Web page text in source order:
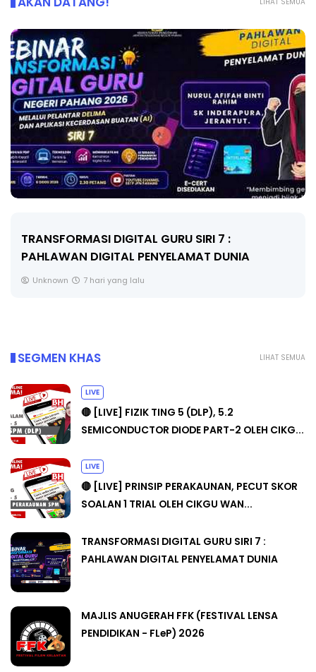
LIHAT SEMUA
TRANSFORMASI DIGITAL GURU SIRI 7 :
PAHLAWAN DIGITAL PENYELAMAT DUNIA
Unknown 7 hari yang lalu
LIHAT SEMUA
SEGMEN KHAS
LIVE
🔴 [LIVE] FIZIK TING 5 (DLP), 5.2
SEMICONDUCTOR DIODE PART-2 OLEH CIKG...
LIVE
🔴 [LIVE] PRINSIP PERAKAUNAN, PECUT SKOR
SOALAN 1 TRIAL OLEH CIKGU WAN...
TRANSFORMASI DIGITAL GURU SIRI 7 :
PAHLAWAN DIGITAL PENYELAMAT DUNIA
MAJLIS ANUGERAH FFK (FESTIVAL LENSA
PENDIDIKAN - FLeP) 2026